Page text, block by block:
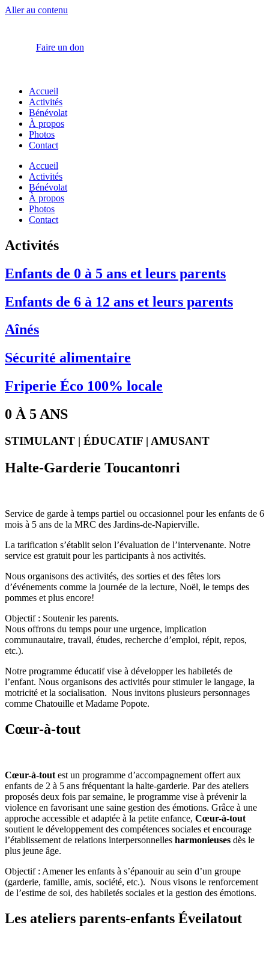
Aller au contenu
Faire un don
Accueil
Activités
Bénévolat
À propos
Photos
Contact
Accueil
Activités
Bénévolat
À propos
Photos
Contact
Activités
Enfants de 0 à 5 ans et leurs parents
Enfants de 6 à 12 ans et leurs parents
Aînés
Sécurité alimentaire
Friperie Éco 100% locale
0 À 5 ANS
STIMULANT | ÉDUCATIF | AMUSANT
Halte-Garderie Toucantonri
Service de garde à temps partiel ou occasionnel pour les enfants de 6
mois à 5 ans de la MRC des Jardins-de-Napierville.
La tarification s’établit selon l’évaluation de l’intervenante. Notre
service est gratuit pour les participants à nos activités.
Nous organisons des activités, des sorties et des fêtes lors
d’événements comme la journée de la lecture, Noël, le temps des
pommes et plus encore!
Objectif : Soutenir les parents.
Nous offrons du temps pour une urgence, implication
communautaire, travail, études, recherche d’emploi, répit, repos,
etc.).
Notre programme éducatif vise à développer les habiletés de
l’enfant. Nous organisons des activités pour stimuler le langage, la
motricité et la socialisation. Nous invitons plusieurs personnages
comme Chatouille et Madame Popote.
Cœur-à-tout
Cœur-à-tout est un programme d’accompagnement offert aux
enfants de 2 à 5 ans fréquentant la halte-garderie. Par des ateliers
proposés deux fois par semaine, le programme vise à prévenir la
violence en favorisant une saine gestion des émotions. Grâce à une
approche accessible et adaptée à la petite enfance, Cœur-à-tout
soutient le développement des compétences sociales et encourage
l’établissement de relations interpersonnelles harmonieuses dès le
plus jeune âge.
Objectif : Amener les enfants à s’épanouir au sein d’un groupe
(garderie, famille, amis, société, etc.). Nous visons le renforcement
de l’estime de soi, des habiletés sociales et la gestion des émotions.
Les ateliers parents-enfants Éveilatout